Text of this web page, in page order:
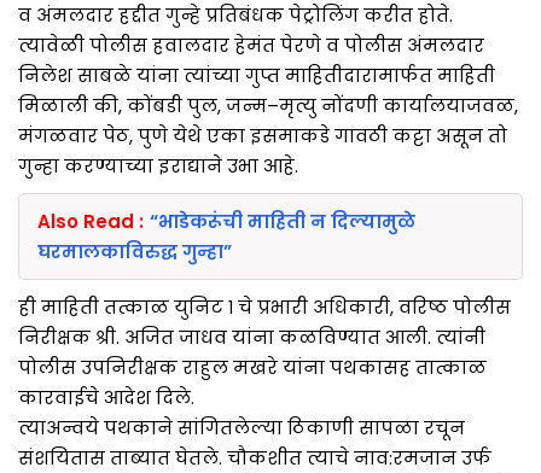
व अंमलदार हद्दीत गुन्हे प्रतिबंधक पेट्रोलिंग करीत होते.
त्यावेळी पोलीस हवालदार हेमंत पेरणे व पोलीस अंमलदार
निलेश साबळे यांना त्यांच्या गुप्त माहितीदारामार्फत माहिती
मिळाली की, कोंबडी पुल, जन्म–मृत्यु नोंदणी कार्यालयाजवळ,
मंगळवार पेठ, पुणे येथे एका इसमाकडे गावठी कट्टा असून तो
गुन्हा करण्याच्या इराद्याने उभा आहे.
Also Read : “भाडेकरूंची माहिती न दिल्यामुळे
घरमालकाविरुद्ध गुन्हा”
ही माहिती तत्काळ युनिट १ चे प्रभारी अधिकारी, वरिष्ठ पोलीस
निरीक्षक श्री. अजित जाधव यांना कळविण्यात आली. त्यांनी
पोलीस उपनिरीक्षक राहुल मखरे यांना पथकासह तात्काळ
कारवाईचे आदेश दिले.
त्याअन्वये पथकाने सांगितलेल्या ठिकाणी सापळा रचून
संशयितास ताब्यात घेतले. चौकशीत त्याचे नाव:रमजान उर्फ